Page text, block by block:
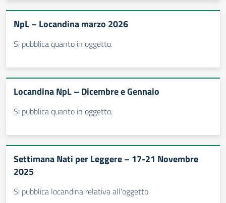
NpL – Locandina marzo 2026
Si pubblica quanto in oggetto.
Locandina NpL – Dicembre e Gennaio
Si pubblica quanto in oggetto.
Settimana Nati per Leggere – 17-21 Novembre
2025
Si pubblica locandina relativa all'oggetto